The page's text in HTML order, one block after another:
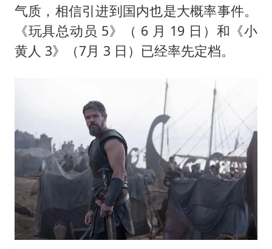
气质，相信引进到国内也是大概率事件。
《玩具总动员 5》（ 6 月 19 日）和《小
黄人 3》（7月 3 日）已经率先定档。